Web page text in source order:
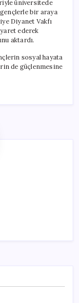
üniversitede
bir araya
Diyanet Vakfı
ederek
aktardı.
sosyal hayata
de güçlenmesine